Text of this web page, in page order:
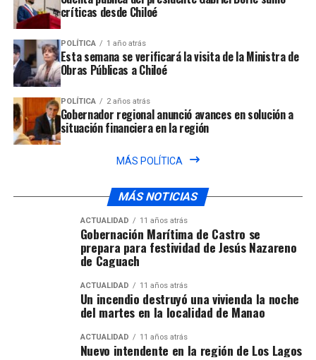
críticas desde Chiloé
POLÍTICA 1 año atrás
Esta semana se verificará la visita de la Ministra de
Obras Públicas a Chiloé
POLÍTICA 2 años atrás
Gobernador regional anunció avances en solución a
situación financiera en la región
MÁS POLÍTICA
MÁS NOTICIAS
ACTUALIDAD 11 años atrás
Gobernación Marítima de Castro se
prepara para festividad de Jesús Nazareno
de Caguach
ACTUALIDAD 11 años atrás
Un incendio destruyó una vivienda la noche
del martes en la localidad de Manao
ACTUALIDAD 11 años atrás
Nuevo intendente en la región de Los Lagos